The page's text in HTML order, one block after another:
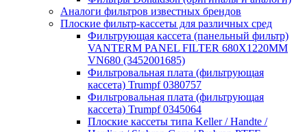
Аналоги фильтров известных брендов
Плоские фильтр-кассеты для различных сред
Фильтрующая кассета (панельный фильтр)
VANTERM PANEL FILTER 680X1220MM
VN680 (3452001685)
Фильтровальная плата (фильтрующая
кассета) Trumpf 0380757
Фильтровальная плата (фильтрующая
кассета) Trumpf 0345064
Плоские кассеты типа Keller / Handte /